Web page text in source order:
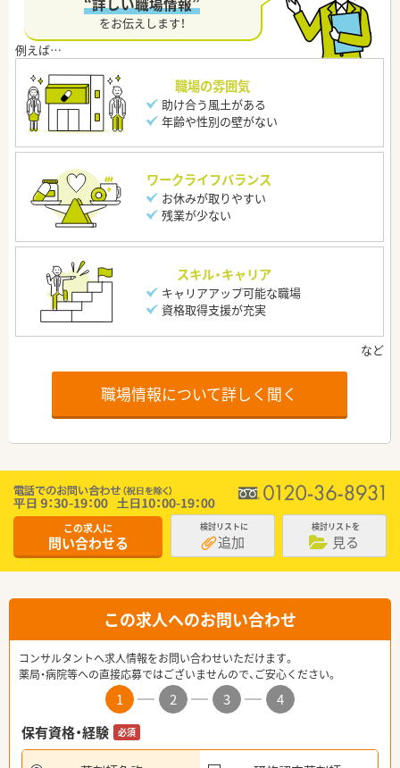
“詳しい職場情報”
をお伝えします！
職場の雰囲気
助け合う風土がある
年齢や性別の壁がない
ワークライフバランス
お休みが取りやすい
残業が少ない
スキル・キャリア
キャリアアップ可能な職場
資格取得支援が充実
職場情報について詳しく聞く
この求人に
問い合わせる
検討リストに
追加
検討リストを
見る
この求人へのお問い合わせ
コンサルタントへ求人情報をお問い合わせいただけます。
薬局・病院等への直接応募ではございませんので、ご安心ください。
1 2 3
4
保有資格・経験
必須